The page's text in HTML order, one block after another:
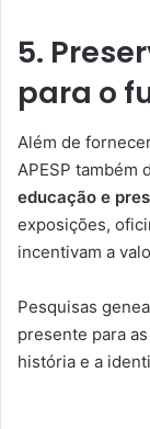
5.
para o
Além de
APESP também
educação e
exposições,
incentivam a
Pesquisas
presente para
história e a